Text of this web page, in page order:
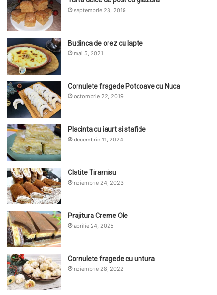
septembrie 28, 2019
Budinca de orez cu lapte
mai 5, 2021
Cornulete fragede Potcoave cu Nuca
octombrie 22, 2019
Placinta cu iaurt si stafide
decembrie 11, 2024
Clatite Tiramisu
noiembrie 24, 2023
Prajitura Creme Ole
aprilie 24, 2025
Cornulete fragede cu untura
noiembrie 28, 2022